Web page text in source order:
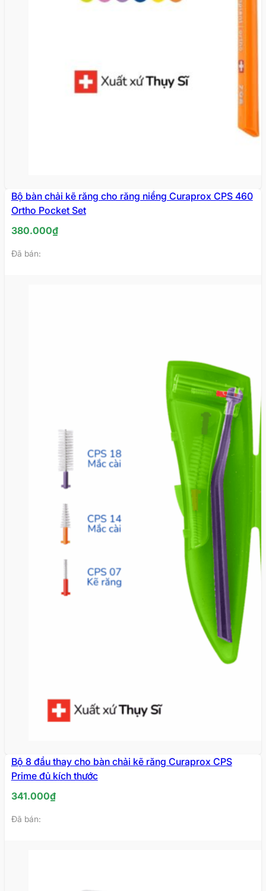
Bộ bàn chải kẽ răng cho răng niềng Curaprox CPS 460
Ortho Pocket Set
380.000₫
Đã bán:
Bộ 8 đầu thay cho bàn chải kẽ răng Curaprox CPS
Prime đủ kích thước
341.000₫
Đã bán: